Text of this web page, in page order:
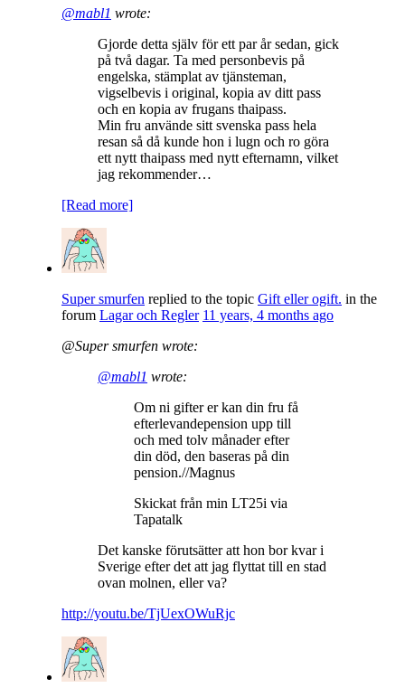
@mabl1 wrote:
Gjorde detta själv för ett par år sedan, gick
på två dagar. Ta med personbevis på
engelska, stämplat av tjänsteman,
vigselbevis i original, kopia av ditt pass
och en kopia av frugans thaipass.
Min fru använde sitt svenska pass hela
resan så då kunde hon i lugn och ro göra
ett nytt thaipass med nytt efternamn, vilket
jag rekommender…
[Read more]
Super smurfen replied to the topic Gift eller ogift. in the
forum Lagar och Regler 11 years, 4 months ago
@Super smurfen wrote:
@mabl1 wrote:
Om ni gifter er kan din fru få
efterlevandepension upp till
och med tolv månader efter
din död, den baseras på din
pension.//Magnus
Skickat från min LT25i via
Tapatalk
Det kanske förutsätter att hon bor kvar i
Sverige efter det att jag flyttat till en stad
ovan molnen, eller va?
http://youtu.be/TjUexOWuRjc